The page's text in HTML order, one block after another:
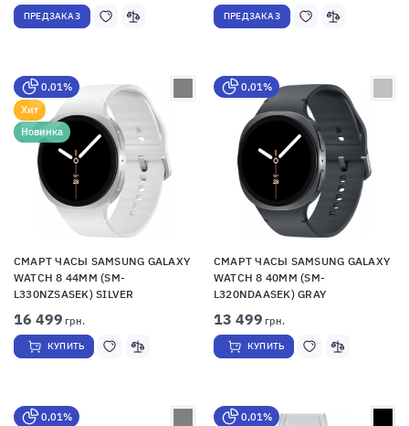
ПРЕДЗАКАЗ ПРЕДЗАКАЗ
0,01%
Хит
Новинка
СМАРТ ЧАСЫ SAMSUNG GALAXY
WATCH 8 44MM (SM-
L330NZSASEK) SILVER
16 499 грн.
КУПИТЬ
0,01%
СМАРТ ЧАСЫ SAMSUNG GALAXY
WATCH 8 40MM (SM-
L320NDAASEK) GRAY
13 499 грн.
КУПИТЬ
0,01%
0,01%